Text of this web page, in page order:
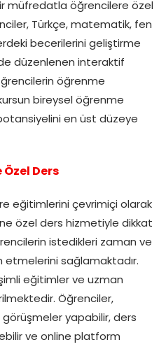
müfredatla öğrencilere özel
Türkçe, matematik, fen
becerilerini geliştirme
düzenlenen interaktif
öğrenme
bireysel öğrenme
en üst düzeye
Ders
eğitimlerini çevrimiçi olarak
özel ders hizmetiyle dikkat
istedikleri zaman ve
sağlamaktadır.
eğitimler ve uzman
Öğrenciler,
yapabilir, ders
ve online platform